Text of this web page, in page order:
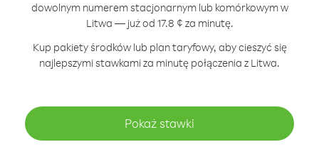
dowolnym numerem stacjonarnym lub komórkowym w
Litwa — już od 17.8 ¢ za minutę.
Kup pakiety środków lub plan taryfowy, aby cieszyć się
najlepszymi stawkami za minutę połączenia z Litwa.
Pokaż stawki